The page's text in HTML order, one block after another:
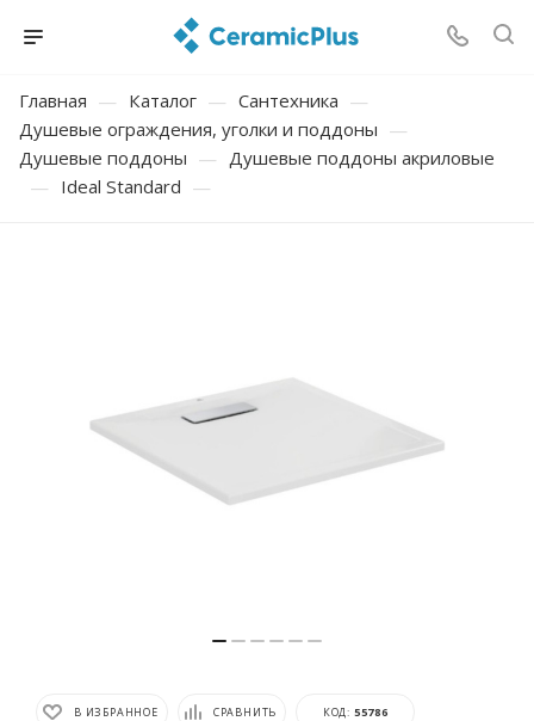
Главная — Каталог — Сантехника —
Душевые ограждения, уголки и поддоны —
Душевые поддоны — Душевые поддоны акриловые
— Ideal Standard —
В ИЗБРАННОЕ СРАВНИТЬ КОД: 55786